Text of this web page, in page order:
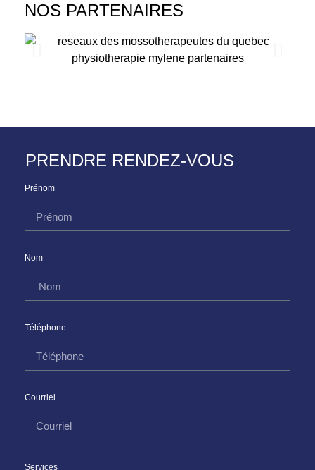
NOS PARTENAIRES
PRENDRE RENDEZ-VOUS
Prénom
Nom
Téléphone
Courriel
Services